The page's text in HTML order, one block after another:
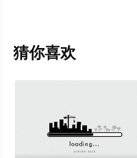
昆仑等演员精彩演绎
至豆瓣动漫、电视猫
猜你喜欢